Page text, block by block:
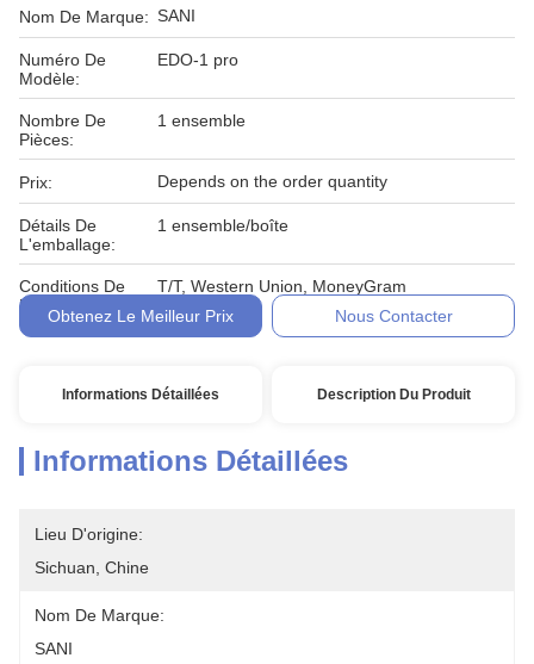
Nom De Marque: SANI
Numéro De
Modèle:
EDO-1 pro
Nombre De
Pièces:
1 ensemble
Prix: Depends on the order quantity
Détails De
L'emballage:
1 ensemble/boîte
Conditions De
Paiement:
T/T, Western Union, MoneyGram
Obtenez Le Meilleur Prix
Nous Contacter
Informations Détaillées Description Du Produit
Informations Détaillées
Lieu D'origine:
Sichuan, Chine
Nom De Marque:
SANI